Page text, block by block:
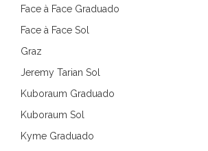
Face à Face Graduado
Face à Face Sol
Graz
Jeremy Tarian Sol
Kuboraum Graduado
Kuboraum Sol
Kyme Graduado